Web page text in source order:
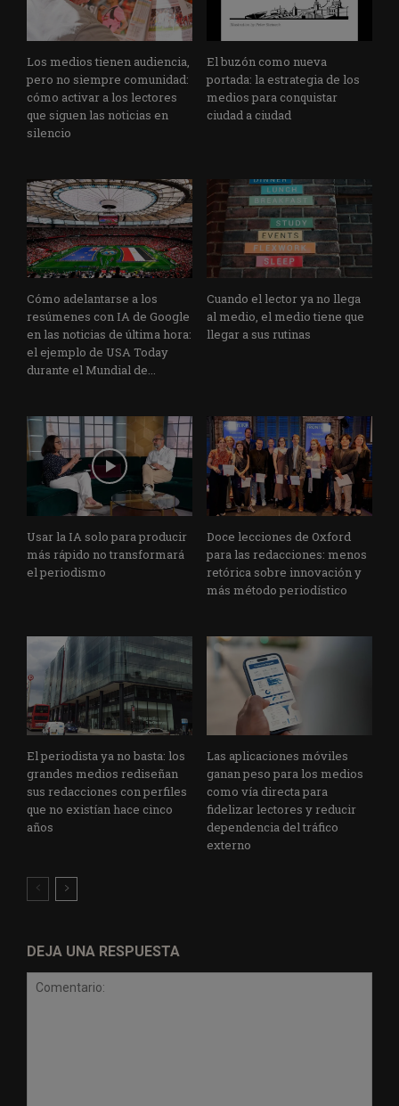
Los medios tienen audiencia,
pero no siempre comunidad:
cómo activar a los lectores
que siguen las noticias en
silencio
El buzón como nueva
portada: la estrategia de los
medios para conquistar
ciudad a ciudad
Cómo adelantarse a los
resúmenes con IA de Google
en las noticias de última hora:
el ejemplo de USA Today
durante el Mundial de...
Cuando el lector ya no llega
al medio, el medio tiene que
llegar a sus rutinas
Usar la IA solo para producir
más rápido no transformará
el periodismo
Doce lecciones de Oxford
para las redacciones: menos
retórica sobre innovación y
más método periodístico
El periodista ya no basta: los
grandes medios rediseñan
sus redacciones con perfiles
que no existían hace cinco
años
Las aplicaciones móviles
ganan peso para los medios
como vía directa para
fidelizar lectores y reducir
dependencia del tráfico
externo
DEJA UNA RESPUESTA